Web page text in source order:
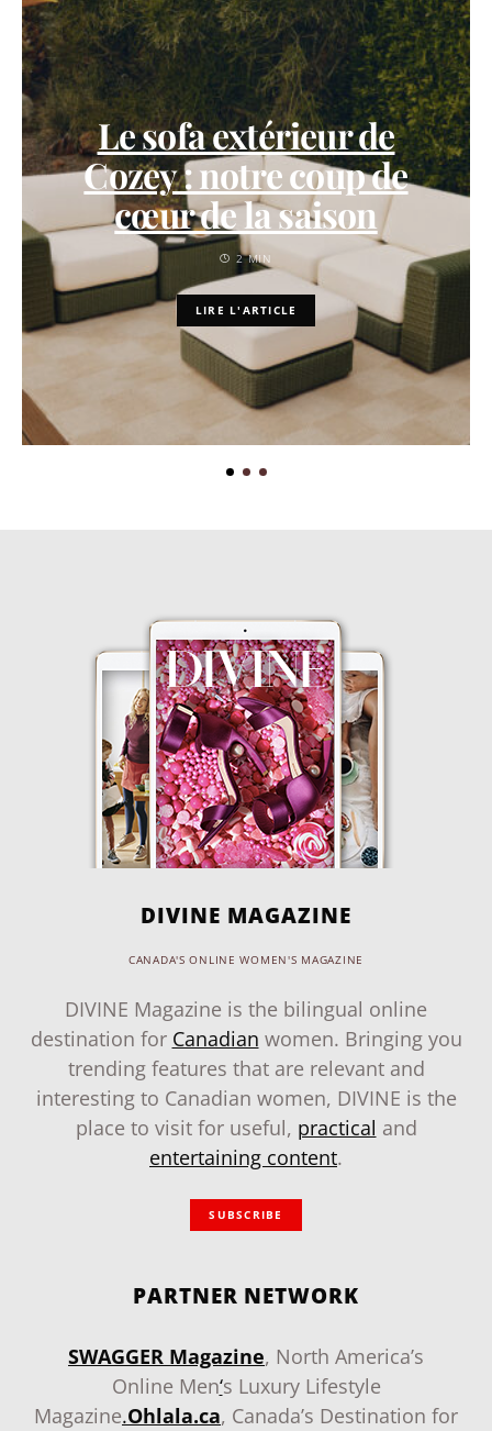
Le sofa extérieur de
Cozey : notre coup de
cœur de la saison
2 MIN
LIRE L'ARTICLE
DIVINE MAGAZINE
CANADA'S ONLINE WOMEN'S MAGAZINE
DIVINE Magazine is the bilingual online
destination for Canadian women. Bringing you
trending features that are relevant and
interesting to Canadian women, DIVINE is the
place to visit for useful, practical and
entertaining content.
SUBSCRIBE
PARTNER NETWORK
SWAGGER Magazine, North America’s
Online Men‘s Luxury Lifestyle
Magazine.Ohlala.ca, Canada’s Destination for